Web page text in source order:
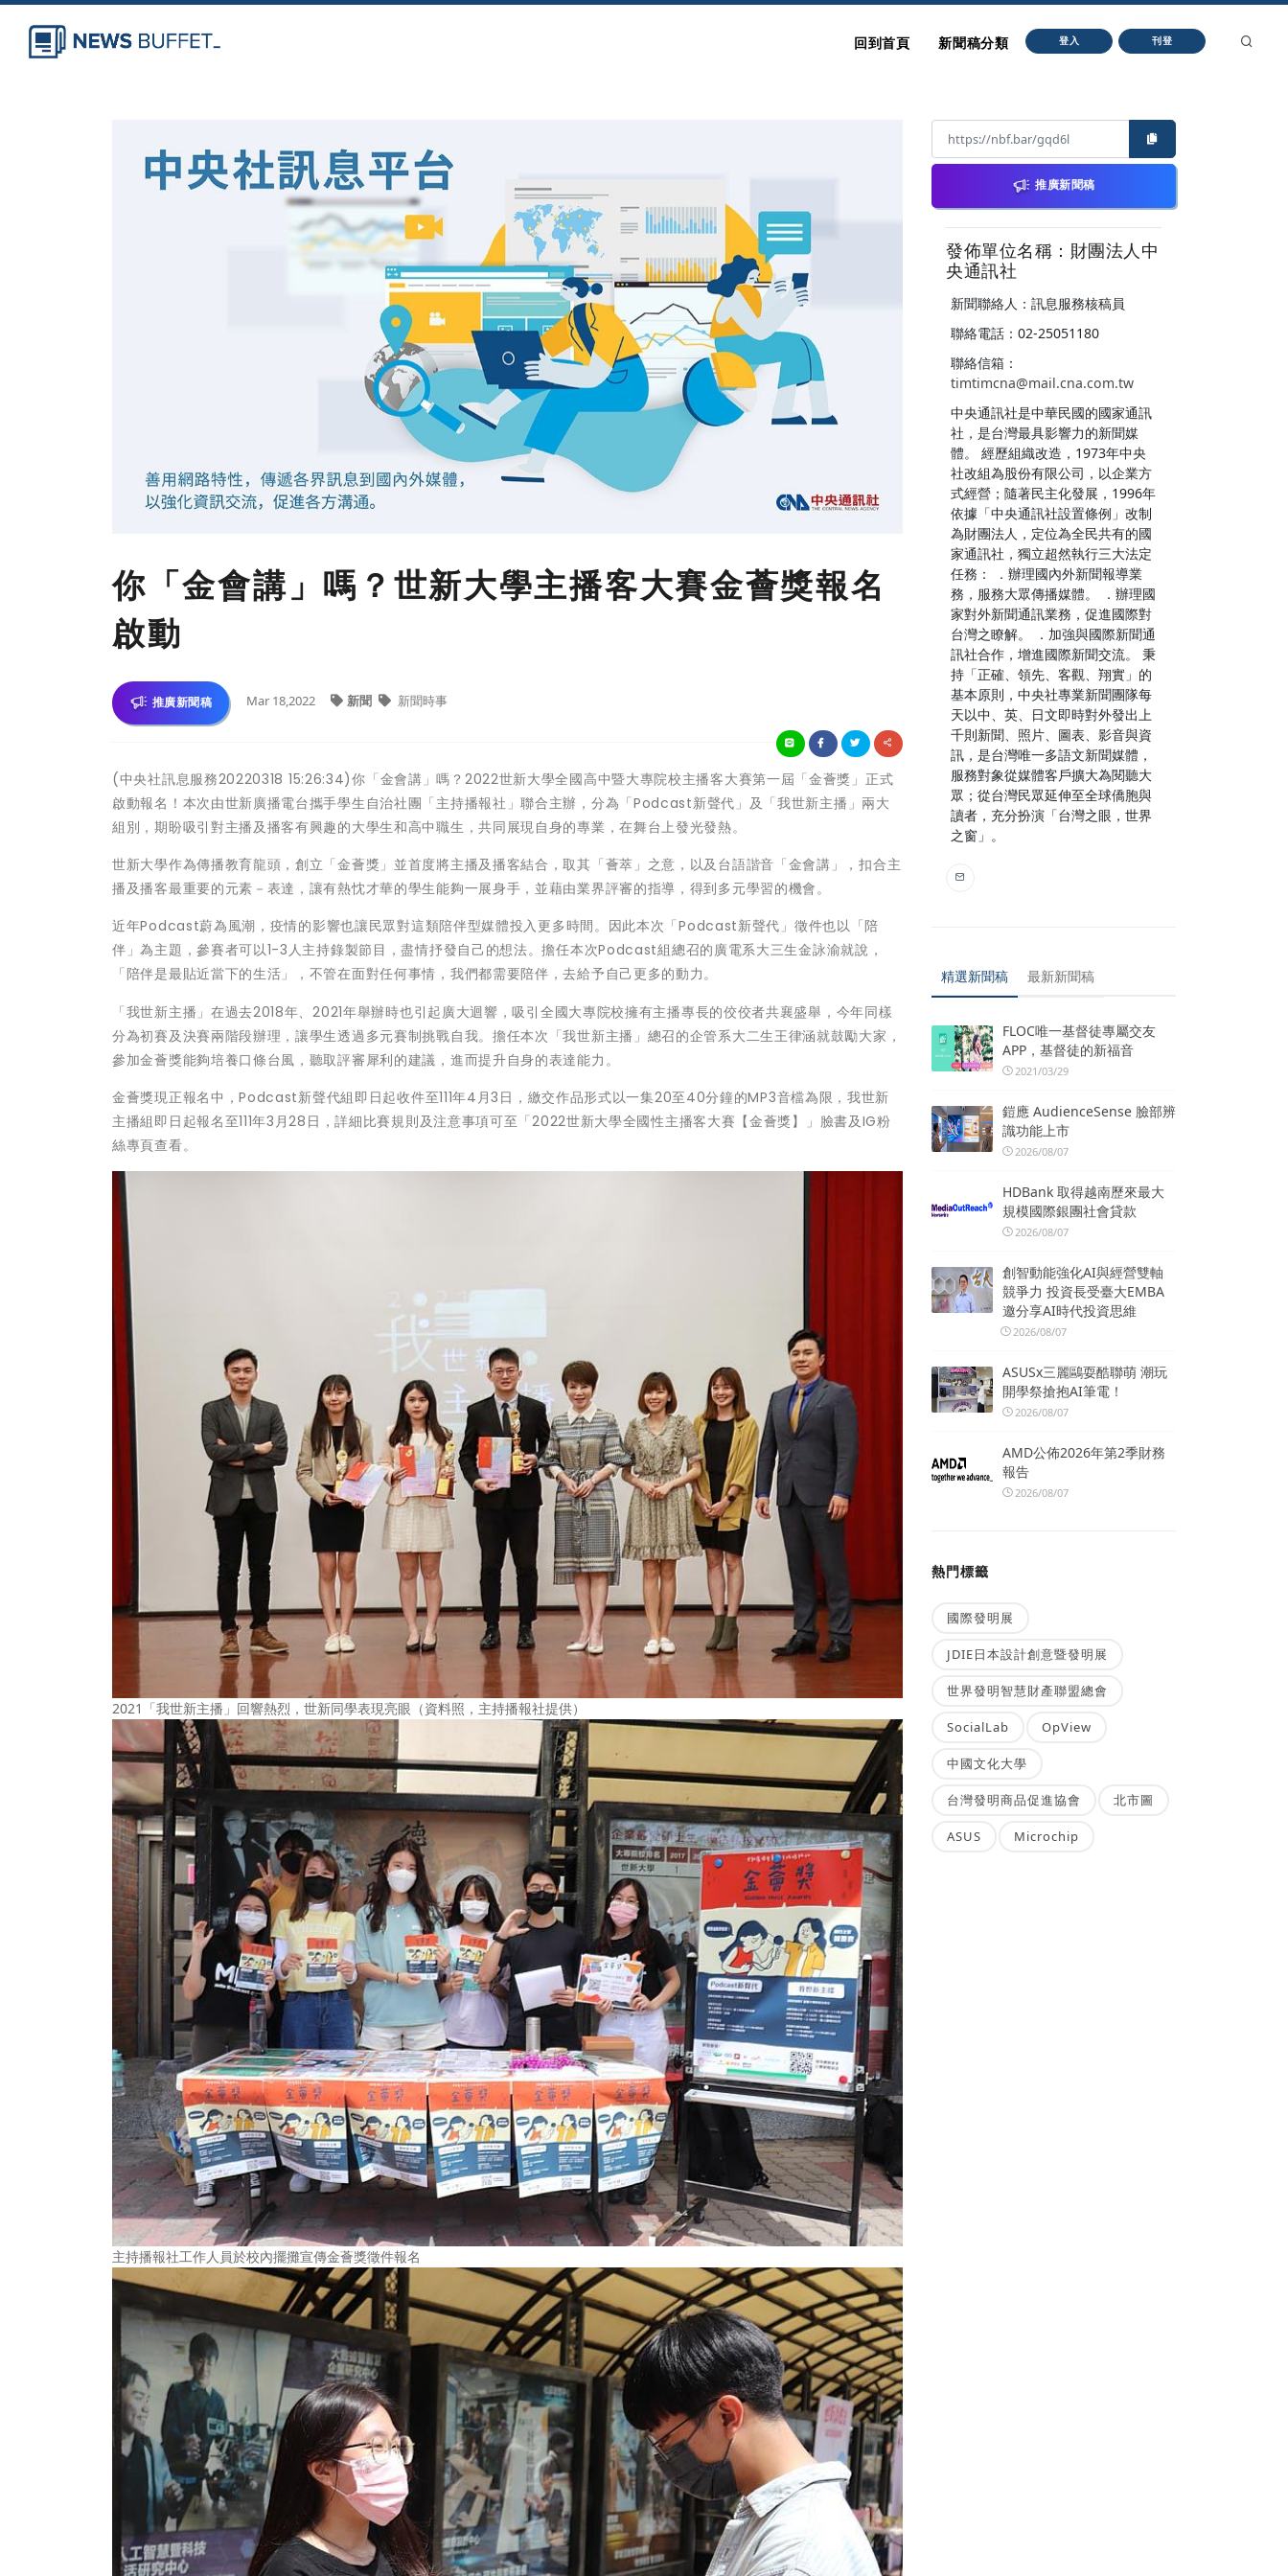
回到首頁 新聞稿分類 登入 刊登
你「金會講」嗎？世新大學主播客大賽金薈獎報名
啟動
推廣新聞稿 Mar 18,2022 新聞 新聞時事
(中央社訊息服務20220318 15:26:34)你「金會講」嗎？2022世新大學全國高中暨大專院校主播客大賽第一屆「金薈獎」正式
啟動報名！本次由世新廣播電台攜手學生自治社團「主持播報社」聯合主辦，分為「Podcast新聲代」及「我世新主播」兩大
組別，期盼吸引對主播及播客有興趣的大學生和高中職生，共同展現自身的專業，在舞台上發光發熱。
世新大學作為傳播教育龍頭，創立「金薈獎」並首度將主播及播客結合，取其「薈萃」之意，以及台語諧音「金會講」，扣合主
播及播客最重要的元素－表達，讓有熱忱才華的學生能夠一展身手，並藉由業界評審的指導，得到多元學習的機會。
近年Podcast蔚為風潮，疫情的影響也讓民眾對這類陪伴型媒體投入更多時間。因此本次「Podcast新聲代」徵件也以「陪
伴」為主題，參賽者可以1-3人主持錄製節目，盡情抒發自己的想法。擔任本次Podcast組總召的廣電系大三生金詠渝就說，
「陪伴是最貼近當下的生活」，不管在面對任何事情，我們都需要陪伴，去給予自己更多的動力。
「我世新主播」在過去2018年、2021年舉辦時也引起廣大迴響，吸引全國大專院校擁有主播專長的佼佼者共襄盛舉，今年同樣
分為初賽及決賽兩階段辦理，讓學生透過多元賽制挑戰自我。擔任本次「我世新主播」總召的企管系大二生王律涵就鼓勵大家，
參加金薈獎能夠培養口條台風，聽取評審犀利的建議，進而提升自身的表達能力。
金薈獎現正報名中，Podcast新聲代組即日起收件至111年4月3日，繳交作品形式以一集20至40分鐘的MP3音檔為限，我世新
主播組即日起報名至111年3月28日，詳細比賽規則及注意事項可至「2022世新大學全國性主播客大賽【金薈獎】」臉書及IG粉
絲專頁查看。
2021「我世新主播」回響熱烈，世新同學表現亮眼（資料照，主持播報社提供）
主持播報社工作人員於校內擺攤宣傳金薈獎徵件報名
推廣新聞稿
發佈單位名稱：財團法人中
央通訊社
新聞聯絡人：訊息服務核稿員
聯絡電話：02-25051180
聯絡信箱：
timtimcna@mail.cna.com.tw
中央通訊社是中華民國的國家通訊
社，是台灣最具影響力的新聞媒
體。 經歷組織改造，1973年中央
社改組為股份有限公司，以企業方
式經營；隨著民主化發展，1996年
依據「中央通訊社設置條例」改制
為財團法人，定位為全民共有的國
家通訊社，獨立超然執行三大法定
任務： ．辦理國內外新聞報導業
務，服務大眾傳播媒體。 ．辦理國
家對外新聞通訊業務，促進國際對
台灣之瞭解。 ．加強與國際新聞通
訊社合作，增進國際新聞交流。 秉
持「正確、領先、客觀、翔實」的
基本原則，中央社專業新聞團隊每
天以中、英、日文即時對外發出上
千則新聞、照片、圖表、影音與資
訊，是台灣唯一多語文新聞媒體，
服務對象從媒體客戶擴大為閱聽大
眾；從台灣民眾延伸至全球僑胞與
讀者，充分扮演「台灣之眼，世界
之窗」。
精選新聞稿 最新新聞稿
FLOC唯一基督徒專屬交友
APP，基督徒的新福音
2021/03/29
鎧應 AudienceSense 臉部辨
識功能上市
2026/08/07
HDBank 取得越南歷來最大
規模國際銀團社會貸款
2026/08/07
創智動能強化AI與經營雙軸
競爭力 投資長受臺大EMBA
邀分享AI時代投資思維
2026/08/07
ASUSx三麗鷗耍酷聯萌 潮玩
開學祭搶抱AI筆電！
2026/08/07
AMD公佈2026年第2季財務
報告
2026/08/07
熱門標籤
國際發明展
JDIE日本設計創意暨發明展
世界發明智慧財產聯盟總會
SocialLab OpView
中國文化大學
台灣發明商品促進協會 北市圖
ASUS Microchip